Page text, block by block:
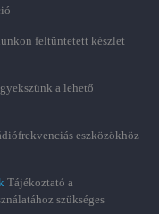
feltüntetett készlet
a lehető
eszközökhöz
Tájékoztató a
szükséges